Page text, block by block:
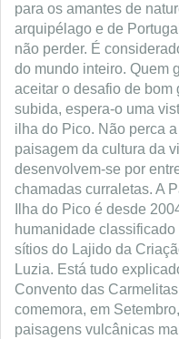
para os amantes de
arquipélago e de
não perder. É
do mundo inteiro. Quem
aceitar o desafio de bom
subida, espera-o uma
ilha do Pico. Não perca
paisagem da cultura da
desenvolvem-se por
chamadas curraletas. A
Ilha do Pico é desde
humanidade
sítios do Lajido da
Luzia. Está tudo
Convento das
comemora, em
paisagens vulcânicas